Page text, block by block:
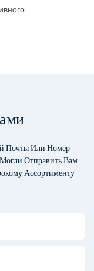
Почты Или Номер
Отправить Вам
Ассортименту